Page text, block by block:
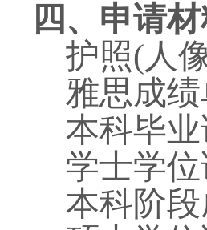
四、申请
护照(人
雅思成
本科毕
学士学
本科阶